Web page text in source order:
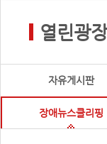
열린광장
자유게시판
장애뉴스클리핑